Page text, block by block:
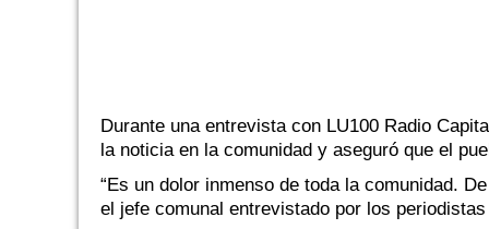
Durante una entrevista con LU100 Radio
la noticia en la comunidad y aseguró que el
“Es un dolor inmenso de toda la comunidad.
el jefe comunal entrevistado por los